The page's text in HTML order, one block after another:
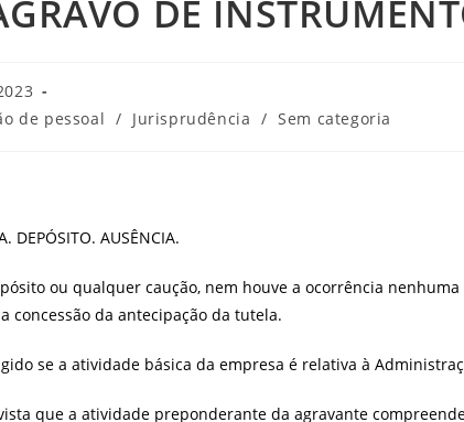
DE
de pessoal / Jurisprudência / Sem categoria
DEPÓSITO. AUSÊNCIA.
ou qualquer caução, nem houve a ocorrência nenhuma
concessão da antecipação da tutela.
se a atividade básica da empresa é relativa à
que a atividade preponderante da agravante